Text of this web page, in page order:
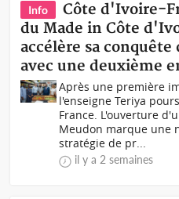
Info
Côte d'Ivoire-
du Made in Côte
accélère sa
avec une deuxième
Après une première
l'enseigne Teriya
France. L'ouverture
Meudon marque une
stratégie de pr...
il y a 2 semaines